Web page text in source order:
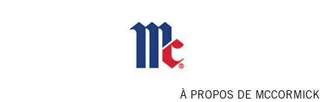
À PROPOS DE MCCORMICK